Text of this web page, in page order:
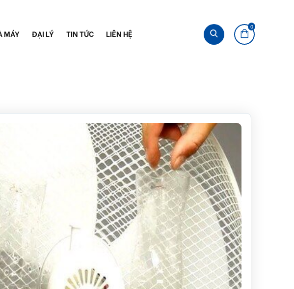
MÁY ĐẠI LÝ TIN TỨC LIÊN HỆ
0